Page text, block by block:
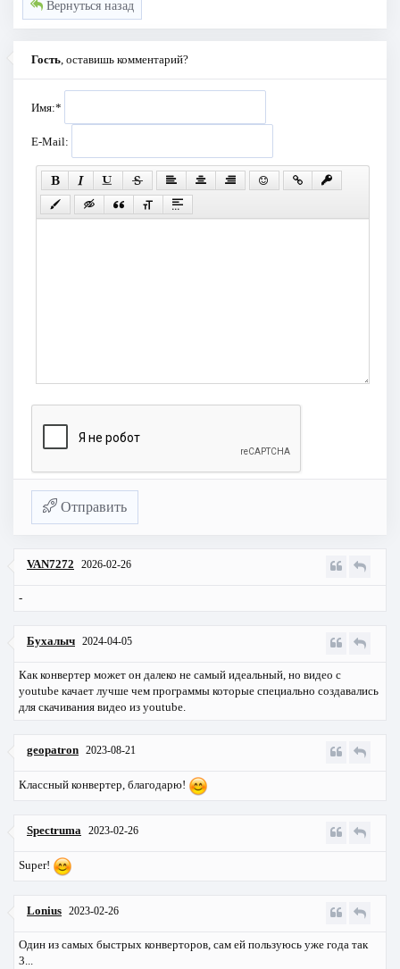
Вернуться назад
Гость, оставишь комментарий?
Имя:*
E-Mail:
Отправить
VAN7272 2026-02-26
-
Бухалыч 2024-04-05
Как конвертер может он далеко не самый идеальный, но видео с
youtube качает лучше чем программы которые специально создавались
для скачивания видео из youtube.
geopatron 2023-08-21
Классный конвертер, благодарю!
Spectruma 2023-02-26
Super!
Lonius 2023-02-26
Один из самых быстрых конверторов, сам ей пользуюсь уже года так
3...